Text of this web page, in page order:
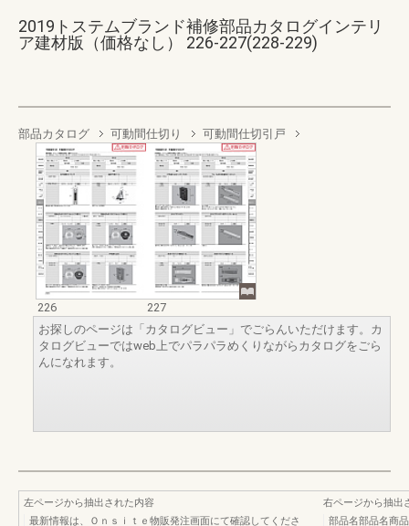
2019トステムブランド補修部品カタログインテリ
ア建材版（価格なし） 226-227(228-229)
部品カタログ 可動間仕切り 可動間仕切引戸
226
227
お探しのページは「カタログビュー」でごらんいただけます。カ
タログビューではweb上でパラパラめくりながらカタログをごら
んになれます。
左ページから抽出された内容
最新情報は、Ｏｎｓｉｔｅ物販発注画面にて確認してくださ
右ページから抽出
部品名部品名商